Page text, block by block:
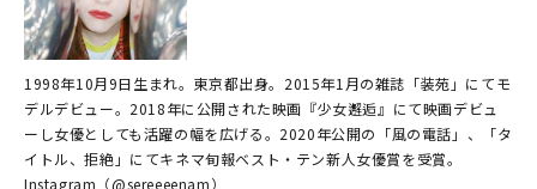
1998年10月9日生まれ。東京都出身。2015年1月の雑誌「装苑」にてモ
デルデビュー。2018年に公開された映画『少女邂逅』にて映画デビュ
ーし女優としても活躍の幅を広げる。2020年公開の「風の電話」、「タ
イトル、拒絶」にてキネマ旬報ベスト・テン新人女優賞を受賞。
Instagram（@sereeeenam）